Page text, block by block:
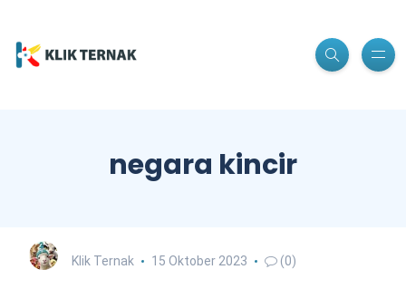
negara kincir
Klik Ternak 15 Oktober 2023 (0)